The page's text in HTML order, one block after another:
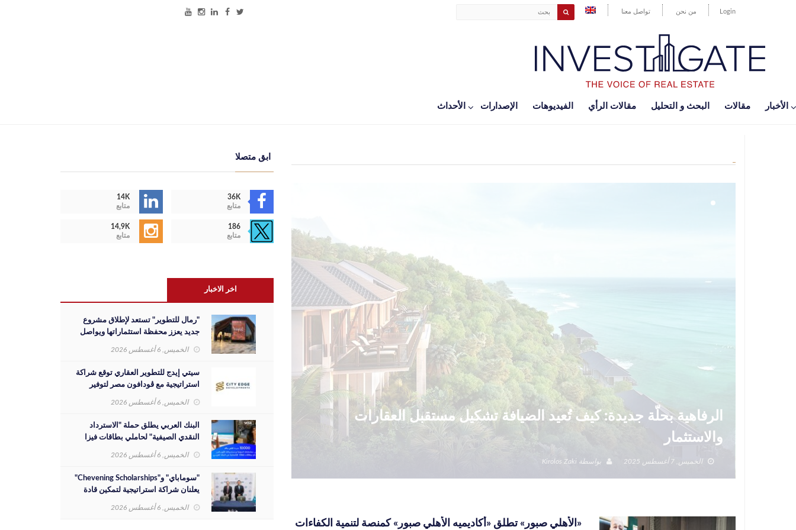
Login من نحن تواصل معنا
اﻷخبار مقالات البحث و التحليل مقالات الرأي الفيديوهات الإصدارات اﻷحداث
الرفاهية بحلّة جديدة: كيف تُعيد الضيافة تشكيل مستقبل العقارات
والاستثمار
الخميس, 7 أغسطس 2025 بواسطة Kirolos Zaki
«الأهلي صبور» تطلق «أكاديميه الأهلي صبور» كمنصة لتنمية الكفاءات
ابق متصلا
14K
متابع
36K
متابع
14,9K
متابع
186
متابع
اخر الاخبار
"رمال للتطوير" تستعد لإطلاق مشروع
جديد يعزز محفظة استثماراتها ويواصل
مسيرة نجاحها بالسوق المصري
الخميس, 6 أغسطس 2026
سيتي إيدج للتطوير العقاري توقع شراكة
استراتيجية مع ڤودافون مصر لتوفير
تاون بمدينة العلمين الجديدة
الخميس, 6 أغسطس 2026
البنك العربي يطلق حملة "الاسترداد
النقدي الصيفية" لحاملي بطاقات فيزا
الخميس, 6 أغسطس 2026
"سوماباي" و"Chevening Scholarships"
يعلنان شراكة استراتيجية لتمكين قادة
المستقبل من الشباب المصري
الخميس, 6 أغسطس 2026